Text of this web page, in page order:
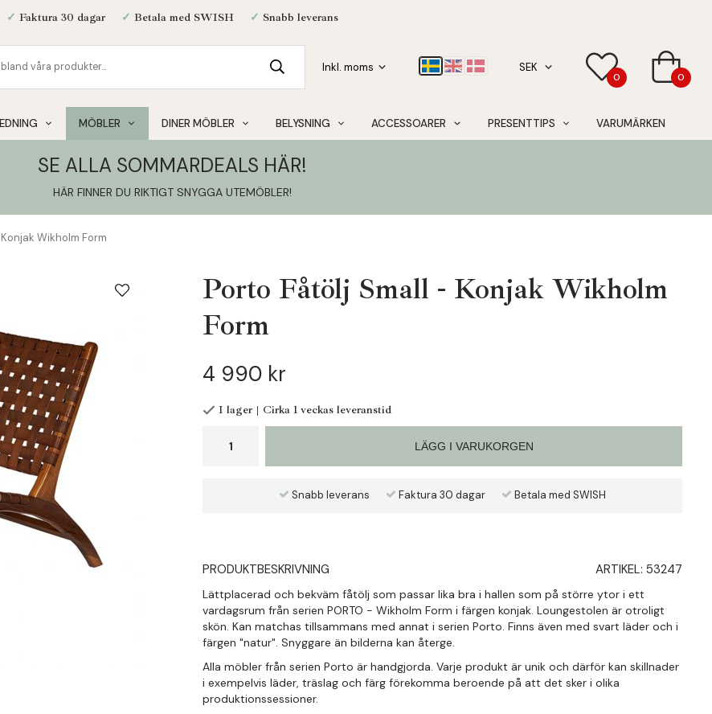
✓ Faktura 30 dagar ✓ Betala med SWISH ✓ Snabb leverans
0 0
MÖBLER DINER MÖBLER BELYSNING ACCESSOARER PRESENTTIPS VARUMÄRKEN
SE ALLA SOMMARDEALS HÄR!
HÄR FINNER DU RIKTIGT SNYGGA UTEMÖBLER!
Wikholm Form
Porto Fåtölj Small - Konjak Wikholm
Form
4 990 kr
I lager | Cirka 1 veckas leveranstid
LÄGG I VARUKORGEN
Snabb leverans Faktura 30 dagar Betala med SWISH
PRODUKTBESKRIVNING ARTIKEL: 53247
Lättplacerad och bekväm fåtölj som passar lika bra i hallen som på större ytor i ett
vardagsrum från serien PORTO - Wikholm Form i färgen konjak. Loungestolen är otroligt
skön. Kan matchas tillsammans med annat i serien Porto. Finns även med svart läder och i
färgen "natur". Snyggare än bilderna kan återge.
Alla möbler från serien Porto är handgjorda. Varje produkt är unik och därför kan skillnader
i exempelvis läder, träslag och färg förekomma beroende på att det sker i olika
produktionssessioner.